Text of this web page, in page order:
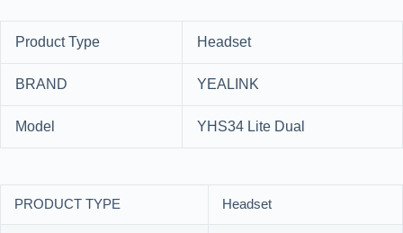
Product Type
Headset
BRAND
YEALINK
Model
YHS34 Lite Dual
PRODUCT TYPE Headset